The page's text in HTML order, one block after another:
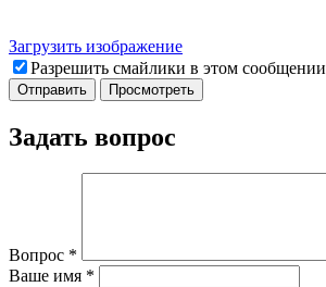
Загрузить изображение
Разрешить смайлики в этом сообщении
Задать вопрос
Вопрос *
Ваше имя *